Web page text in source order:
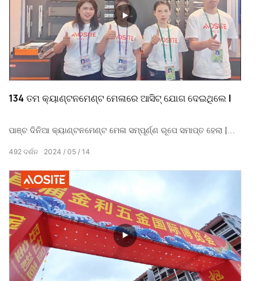
134 ତମ କ୍ୟାଣ୍ଟନମେଣ୍ଟ ମେଳାରେ ଆସିଟ୍ ଯୋଗ ଦେଇଥିଲେ |
ପାଞ୍ଚ ଦିନିଆ କ୍ୟାଣ୍ଟନମେଣ୍ଟ ମେଳା ସମ୍ପୂର୍ଣ୍ଣ ରୂପେ ସମାପ୍ତ ହେଲା |
ଆମର ଗ୍ରାହକମାନଙ୍କୁ AOSITE ର ସ୍ୱୀକୃତି ଏବଂ ସମର୍ଥନ ପାଇଁ ଧନ୍ୟବାଦ!
ସମାଧାନ କରି ବହୁତ ଖୁସି |
2024 05 14
492 ଦର୍ଶନ